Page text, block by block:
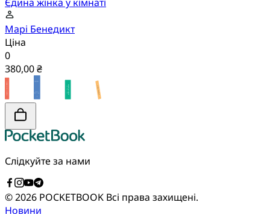
Марі Бенедикт
Ціна
0
380,00 ₴
Слідкуйте за нами
© 2026 POCKETBOOK Всі права захищені.
Новини